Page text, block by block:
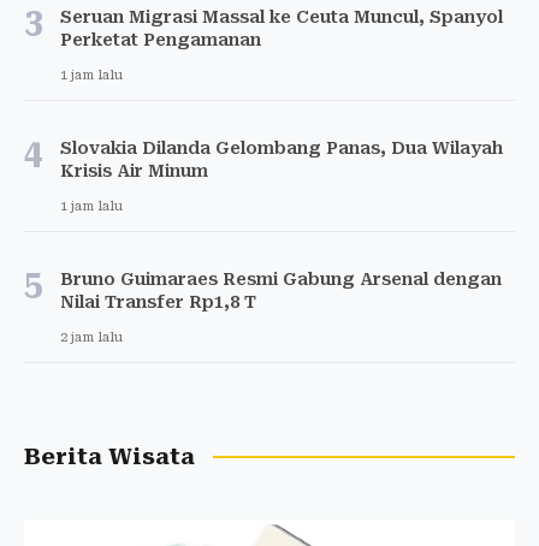
3
Seruan Migrasi Massal ke Ceuta Muncul, Spanyol
Perketat Pengamanan
1 jam lalu
4
Slovakia Dilanda Gelombang Panas, Dua Wilayah
Krisis Air Minum
1 jam lalu
5
Bruno Guimaraes Resmi Gabung Arsenal dengan
Nilai Transfer Rp1,8 T
2 jam lalu
Berita Wisata